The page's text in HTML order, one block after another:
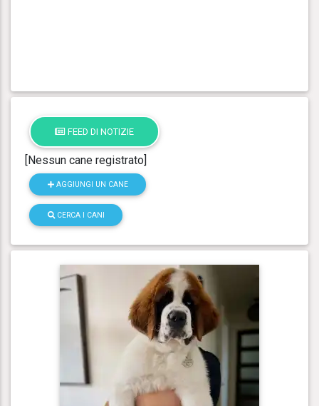
FEED DI NOTIZIE
[Nessun cane registrato]
AGGIUNGI UN CANE
CERCA I CANI